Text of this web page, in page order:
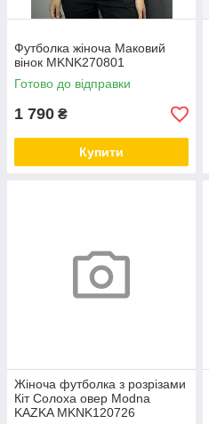
Футболка жіноча Маковий
вінок MKNK270801
Готово до відправки
1 790 ₴
Купити
Жіноча футболка з розрізами
Кіт Солоха овер Modna
KAZKA MKNK120726